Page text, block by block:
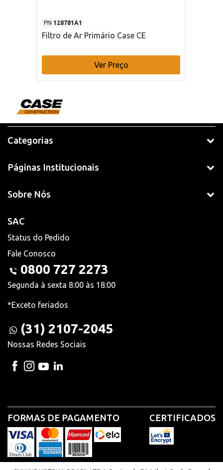
PN 128781A1
Filtro de Ar Primário Case CE
Ver Preço
Categorias
Páginas Institucionais
Sobre Nós
SAC
Status do Pedido
Fale Conosco
0800 727 2273
Segunda à sexta 8:00 às 18:00
*Exceto feriados
(31) 2107-2045
Nossas Redes Sociais
FORMAS DE PAGAMENTO CERTIFICADOS